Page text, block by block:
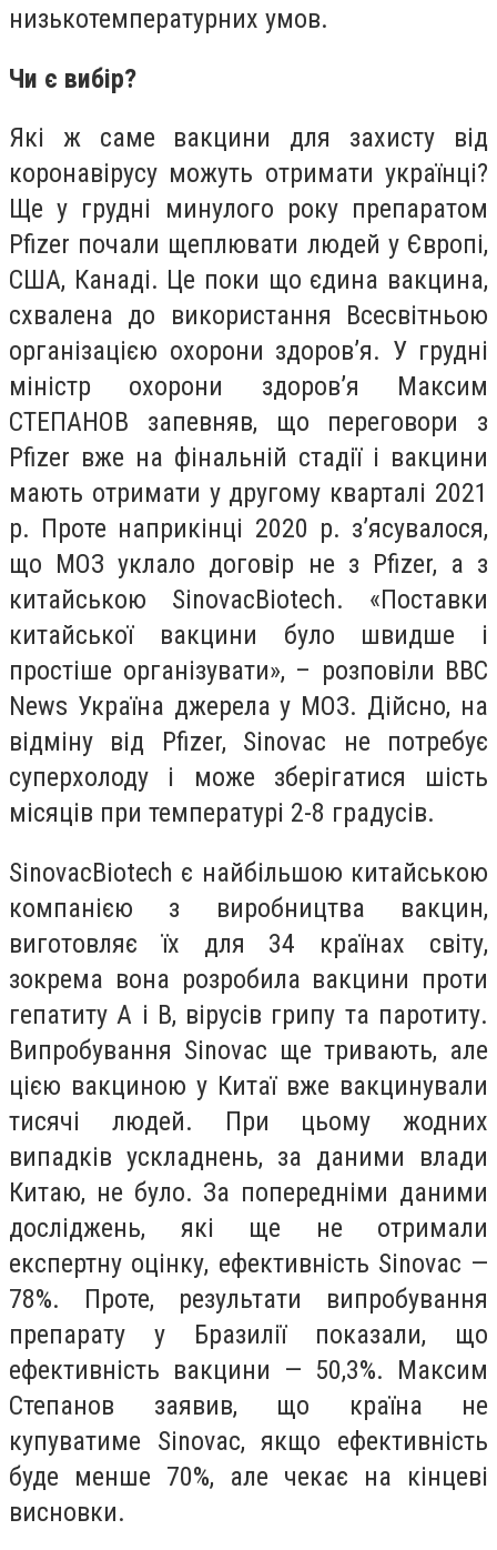
низькотемпературних умов.
Чи є вибір?
Які ж саме вакцини для захисту від
коронавірусу можуть отримати українці?
Ще у грудні минулого року препаратом
Pfizer почали щеплювати людей у Європі,
США, Канаді. Це поки що єдина вакцина,
схвалена до використання Всесвітньою
організацією охорони здоров’я. У грудні
міністр охорони здоров’я Максим
СТЕПАНОВ запевняв, що переговори з
Pfizer вже на фінальній стадії і вакцини
мають отримати у другому кварталі 2021
р. Проте наприкінці 2020 р. з’ясувалося,
що МОЗ уклало договір не з Pfizer, а з
китайською SinovacBiotech. «Поставки
китайської вакцини було швидше і
простіше організувати», – розповіли ВВС
News Україна джерела у МОЗ. Дійсно, на
відміну від Pfizer, Sinovac не потребує
суперхолоду і може зберігатися шість
місяців при температурі 2-8 градусів.
SinovacBiotech є найбільшою китайською
компанією з виробництва вакцин,
виготовляє їх для 34 країнах світу,
зокрема вона розробила вакцини проти
гепатиту А і В, вірусів грипу та паротиту.
Випробування Sinovac ще тривають, але
цією вакциною у Китаї вже вакцинували
тисячі людей. При цьому жодних
випадків ускладнень, за даними влади
Китаю, не було. За попередніми даними
досліджень, які ще не отримали
експертну оцінку, ефективність Sinovac —
78%. Проте, результати випробування
препарату у Бразилії показали, що
ефективність вакцини — 50,3%. Максим
Степанов заявив, що країна не
купуватиме Sinovac, якщо ефективність
буде менше 70%, але чекає на кінцеві
висновки.